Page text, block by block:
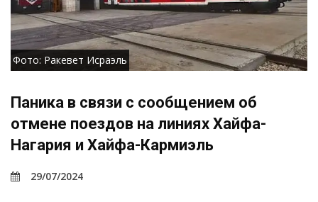
Фото: Ракевет Исраэль
Паника в связи с сообщением об
отмене поездов на линиях Хайфа-
Нагария и Хайфа-Кармиэль
29/07/2024